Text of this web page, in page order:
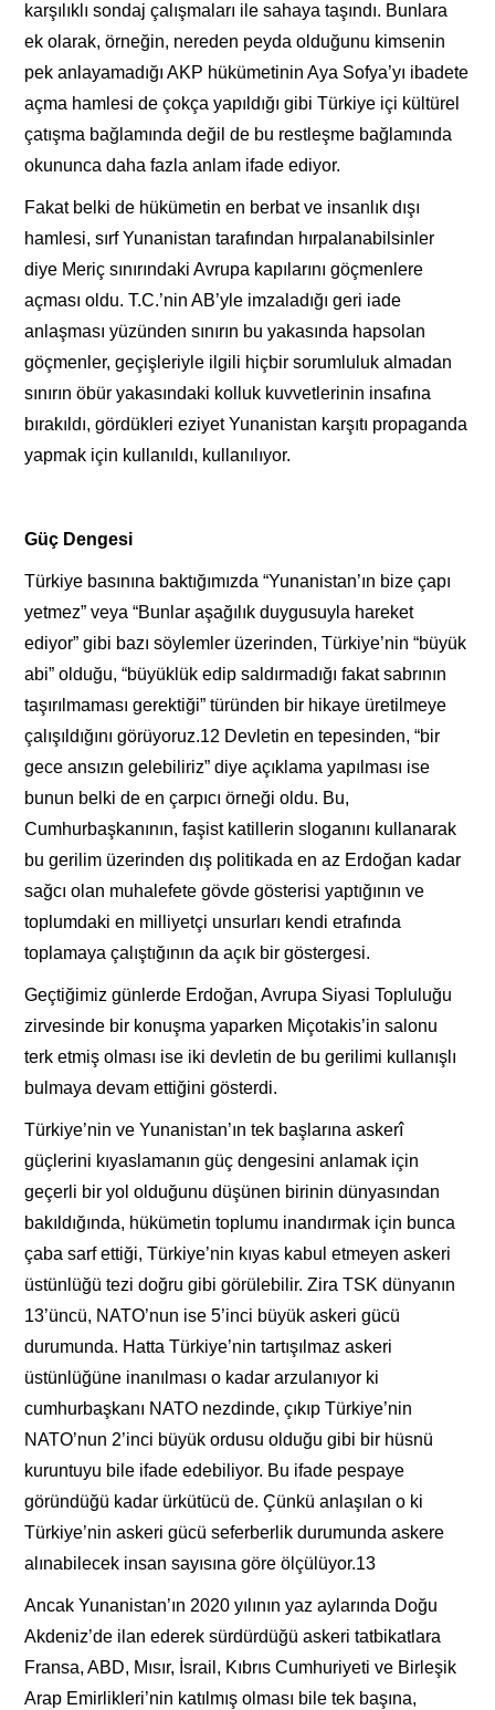
karşılıklı sondaj çalışmaları ile sahaya taşındı. Bunlara
ek olarak, örneğin, nereden peyda olduğunu kimsenin
pek anlayamadığı AKP hükümetinin Aya Sofya’yı ibadete
açma hamlesi de çokça yapıldığı gibi Türkiye içi kültürel
çatışma bağlamında değil de bu restleşme bağlamında
okununca daha fazla anlam ifade ediyor.
Fakat belki de hükümetin en berbat ve insanlık dışı
hamlesi, sırf Yunanistan tarafından hırpalanabilsinler
diye Meriç sınırındaki Avrupa kapılarını göçmenlere
açması oldu. T.C.’nin AB’yle imzaladığı geri iade
anlaşması yüzünden sınırın bu yakasında hapsolan
göçmenler, geçişleriyle ilgili hiçbir sorumluluk almadan
sınırın öbür yakasındaki kolluk kuvvetlerinin insafına
bırakıldı, gördükleri eziyet Yunanistan karşıtı propaganda
yapmak için kullanıldı, kullanılıyor.
Güç Dengesi
Türkiye basınına baktığımızda “Yunanistan’ın bize çapı
yetmez” veya “Bunlar aşağılık duygusuyla hareket
ediyor” gibi bazı söylemler üzerinden, Türkiye’nin “büyük
abi” olduğu, “büyüklük edip saldırmadığı fakat sabrının
taşırılmaması gerektiği” türünden bir hikaye üretilmeye
çalışıldığını görüyoruz.12 Devletin en tepesinden, “bir
gece ansızın gelebiliriz” diye açıklama yapılması ise
bunun belki de en çarpıcı örneği oldu. Bu,
Cumhurbaşkanının, faşist katillerin sloganını kullanarak
bu gerilim üzerinden dış politikada en az Erdoğan kadar
sağcı olan muhalefete gövde gösterisi yaptığının ve
toplumdaki en milliyetçi unsurları kendi etrafında
toplamaya çalıştığının da açık bir göstergesi.
Geçtiğimiz günlerde Erdoğan, Avrupa Siyasi Topluluğu
zirvesinde bir konuşma yaparken Miçotakis’in salonu
terk etmiş olması ise iki devletin de bu gerilimi kullanışlı
bulmaya devam ettiğini gösterdi.
Türkiye’nin ve Yunanistan’ın tek başlarına askerî
güçlerini kıyaslamanın güç dengesini anlamak için
geçerli bir yol olduğunu düşünen birinin dünyasından
bakıldığında, hükümetin toplumu inandırmak için bunca
çaba sarf ettiği, Türkiye’nin kıyas kabul etmeyen askeri
üstünlüğü tezi doğru gibi görülebilir. Zira TSK dünyanın
13’üncü, NATO’nun ise 5’inci büyük askeri gücü
durumunda. Hatta Türkiye’nin tartışılmaz askeri
üstünlüğüne inanılması o kadar arzulanıyor ki
cumhurbaşkanı NATO nezdinde, çıkıp Türkiye’nin
NATO’nun 2’inci büyük ordusu olduğu gibi bir hüsnü
kuruntuyu bile ifade edebiliyor. Bu ifade pespaye
göründüğü kadar ürkütücü de. Çünkü anlaşılan o ki
Türkiye’nin askeri gücü seferberlik durumunda askere
alınabilecek insan sayısına göre ölçülüyor.13
Ancak Yunanistan’ın 2020 yılının yaz aylarında Doğu
Akdeniz’de ilan ederek sürdürdüğü askeri tatbikatlara
Fransa, ABD, Mısır, İsrail, Kıbrıs Cumhuriyeti ve Birleşik
Arap Emirlikleri’nin katılmış olması bile tek başına,